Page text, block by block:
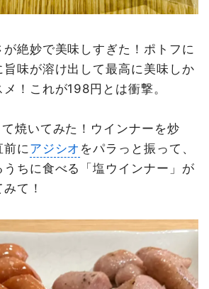
絶妙で美味しすぎた！ポトフに
旨味が溶け出して最高に美味しか
！これが198円とは衝撃。
焼いてみた！ウインナーを炒
に アジシオ をパラっと振って、
ちに食べる「塩ウインナー」が
て！